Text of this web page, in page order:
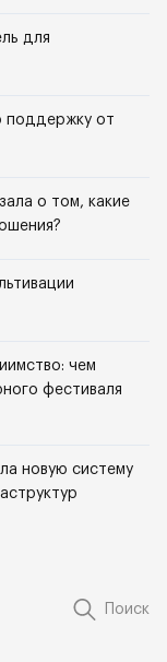
для
поддержку от
о том, какие
чем
фестиваля
новую систему
Поиск